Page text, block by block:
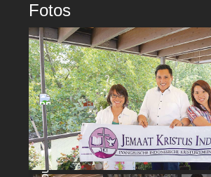
Fotos